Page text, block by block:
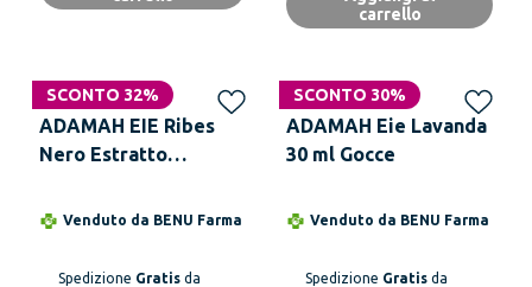
carrello
SCONTO 32%
ADAMAH EIE Ribes
Nero Estratto
60 mlVenduto da BENU Farma
Spedizione Gratis da
SCONTO 30%
ADAMAH Eie Lavanda
30 ml Gocce
Venduto da BENU Farma
Spedizione Gratis da